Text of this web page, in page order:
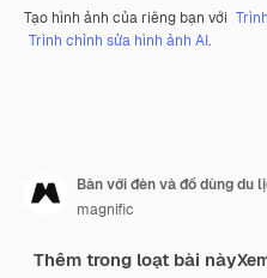
Tạo hình ảnh của riêng bạn với
Trình chỉnh sửa hình ảnh AI.
Bàn với đèn và đồ dùng du
magnific
Thêm trong loạt bài này